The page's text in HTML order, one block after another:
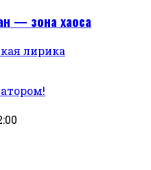
— зона хаоса
лирика